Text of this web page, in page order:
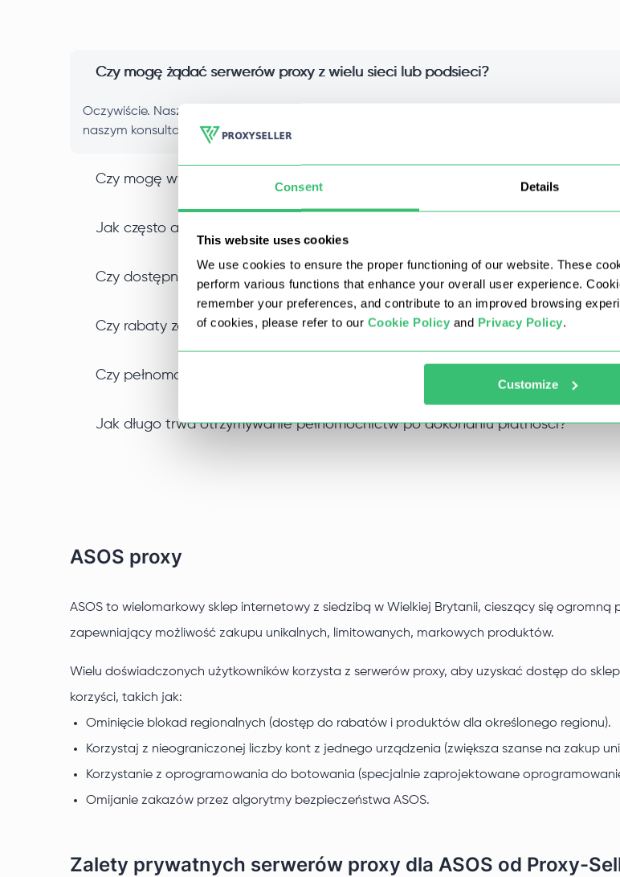
Consent Details
This website uses cookies
We use cookies to ensure the proper functioning of our website. These
perform various functions that enhance your overall user experience.
remember your preferences, and contribute to an improved browsing
of cookies, please refer to our Cookie Policy and Privacy Policy.
Customize
Czy mogę żądać serwerów proxy z wielu sieci lub podsieci?
Oczywiście. Nasze proxy pochodzą z różnych podsieci i chętnie wymienimy każde, które
naszym konsultantem, a zapewnimy wymianę.
Czy mogę wybrać pełnomocników na podstawie określonego miasta lub
Jak często aktualizujesz swoje serwery proxy?
Czy dostępne są zastępstwa proxy, jeśli zapłacę za kilka miesięcy?
Czy rabaty za dłuższe okresy użytkowania i większe ilości sumują się?
Czy pełnomocnicy są współdzieleni czy indywidualni?
Jak długo trwa otrzymywanie pełnomocnictw po dokonaniu płatności?
ASOS proxy
ASOS to wielomarkowy sklep internetowy z siedzibą w Wielkiej Brytanii, cieszący się
zapewniający możliwość zakupu unikalnych, limitowanych, markowych produktów.
Wielu doświadczonych użytkowników korzysta z serwerów proxy, aby uzyskać dostęp do
korzyści, takich jak:
Ominięcie blokad regionalnych (dostęp do rabatów i produktów dla określonego regionu).
Korzystaj z nieograniczonej liczby kont z jednego urządzenia (zwiększa szanse na zakup
Korzystanie z oprogramowania do botowania (specjalnie zaprojektowane
Omijanie zakazów przez algorytmy bezpieczeństwa ASOS.
Zalety prywatnych serwerów proxy dla ASOS od Proxy-